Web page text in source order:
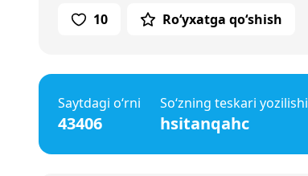
10 Ro‘yxatga qo‘shish
Saytdagi o‘rni
43406
So‘zning teskari yozilishi
hsitanqahc